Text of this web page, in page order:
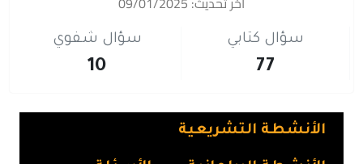
سؤال كتابي
77
سؤال شفوي
10
الأنشطة التشريعية